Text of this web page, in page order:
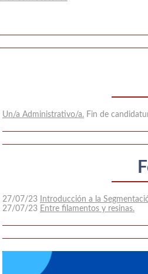
Un/a Administrativo/a. Fin de
27/07/23
Introducción a la
27/07/23 Entre filamentos y resinas.